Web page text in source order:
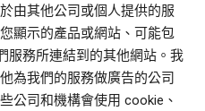
由其他公司或個人提供的服
顯示的產品或網站、可能包
服務所連結到的其他網站。我
為我們的服務做廣告的公司
公司和機構會使用 cookie、